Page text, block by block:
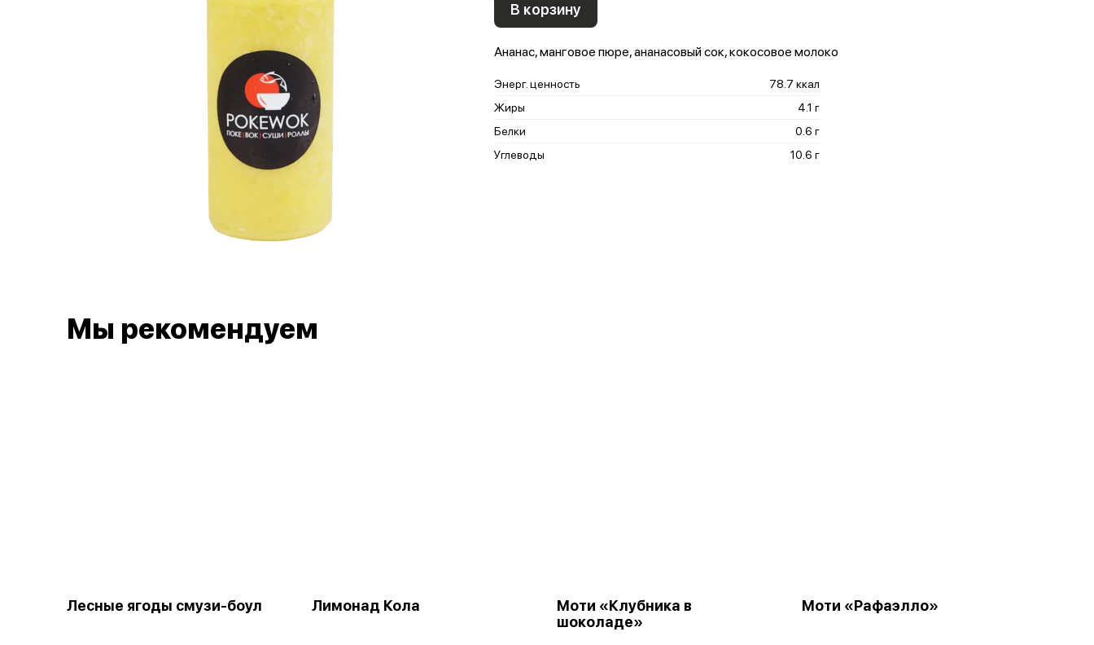
В корзину
Ананас, манговое пюре, ананасовый сок, кокосовое молоко
Энерг. ценность
78.7 ккал
Жиры
4.1 г
Белки
0.6 г
Углеводы
10.6 г
Мы рекомендуем
Лесные ягоды смузи-боул Лимонад Кола
Моти «Клубника в
шоколаде»
Моти «Рафаэлло»